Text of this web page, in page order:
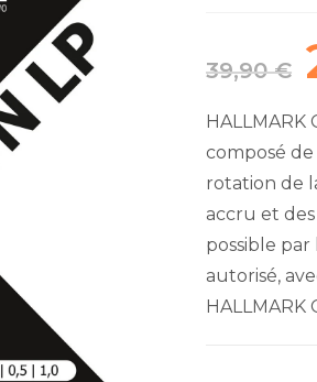
39,90€
HALLMARK
composé
rotation de
accru et
possible
autorisé,
HALLMARK